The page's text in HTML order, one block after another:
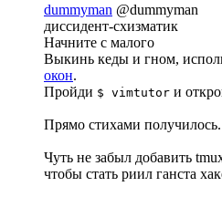
dummyman @dummyman
диссидент-схизматик
Начните с малого
Выкинь кеды и гном,
окон.
Пройди $ vimtutor и
Прямо стихами получилось.
Чуть не забыл добавить
чтобы стать риил ганста